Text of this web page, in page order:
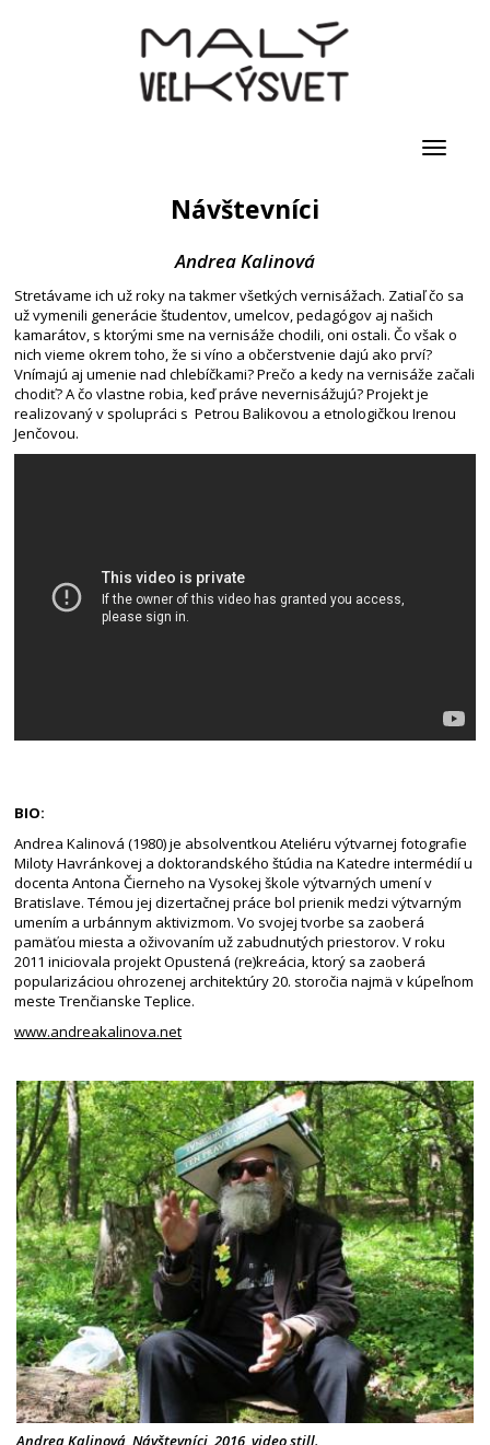
Toggle
Návštevníci
Andrea Kalinová
Stretávame ich už roky na takmer všetkých vernisážach. Zatiaľ čo sa
už vymenili generácie študentov, umelcov, pedagógov aj našich
kamarátov, s ktorými sme na vernisáže chodili, oni ostali. Čo však o
nich vieme okrem toho, že si víno a občerstvenie dajú ako prví?
Vnímajú aj umenie nad chlebíčkami? Prečo a kedy na vernisáže začali
chodiť? A čo vlastne robia, keď práve nevernisážujú? Projekt je
realizovaný v spolupráci s Petrou Balikovou a etnologičkou Irenou
Jenčovou.
BIO:
Andrea Kalinová (1980) je absolventkou Ateliéru výtvarnej fotografie
Miloty Havránkovej a doktorandského štúdia na Katedre intermédií u
docenta Antona Čierneho na Vysokej škole výtvarných umení v
Bratislave. Témou jej dizertačnej práce bol prienik medzi výtvarným
umením a urbánnym aktivizmom. Vo svojej tvorbe sa zaoberá
pamäťou miesta a oživovaním už zabudnutých priestorov. V roku
2011 iniciovala projekt Opustená (re)kreácia, ktorý sa zaoberá
popularizáciou ohrozenej architektúry 20. storočia najmä v kúpeľnom
meste Trenčianske Teplice.
www.andreakalinova.net
Andrea Kalinová, Návštevníci, 2016, video still.